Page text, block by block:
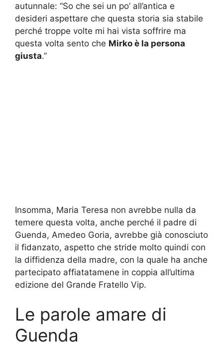
autunnale: “So che sei un po’ all’antica e
desideri aspettare che questa storia sia stabile
perché troppe volte mi hai vista soffrire ma
questa volta sento che Mirko è la persona
giusta.”
Insomma, Maria Teresa non avrebbe nulla da
temere questa volta, anche perché il padre di
Guenda, Amedeo Goria, avrebbe già conosciuto
il fidanzato, aspetto che stride molto quindi con
la diffidenza della madre, con la quale ha anche
partecipato affiatatamene in coppia all’ultima
edizione del Grande Fratello Vip.
Le parole amare di
Guenda